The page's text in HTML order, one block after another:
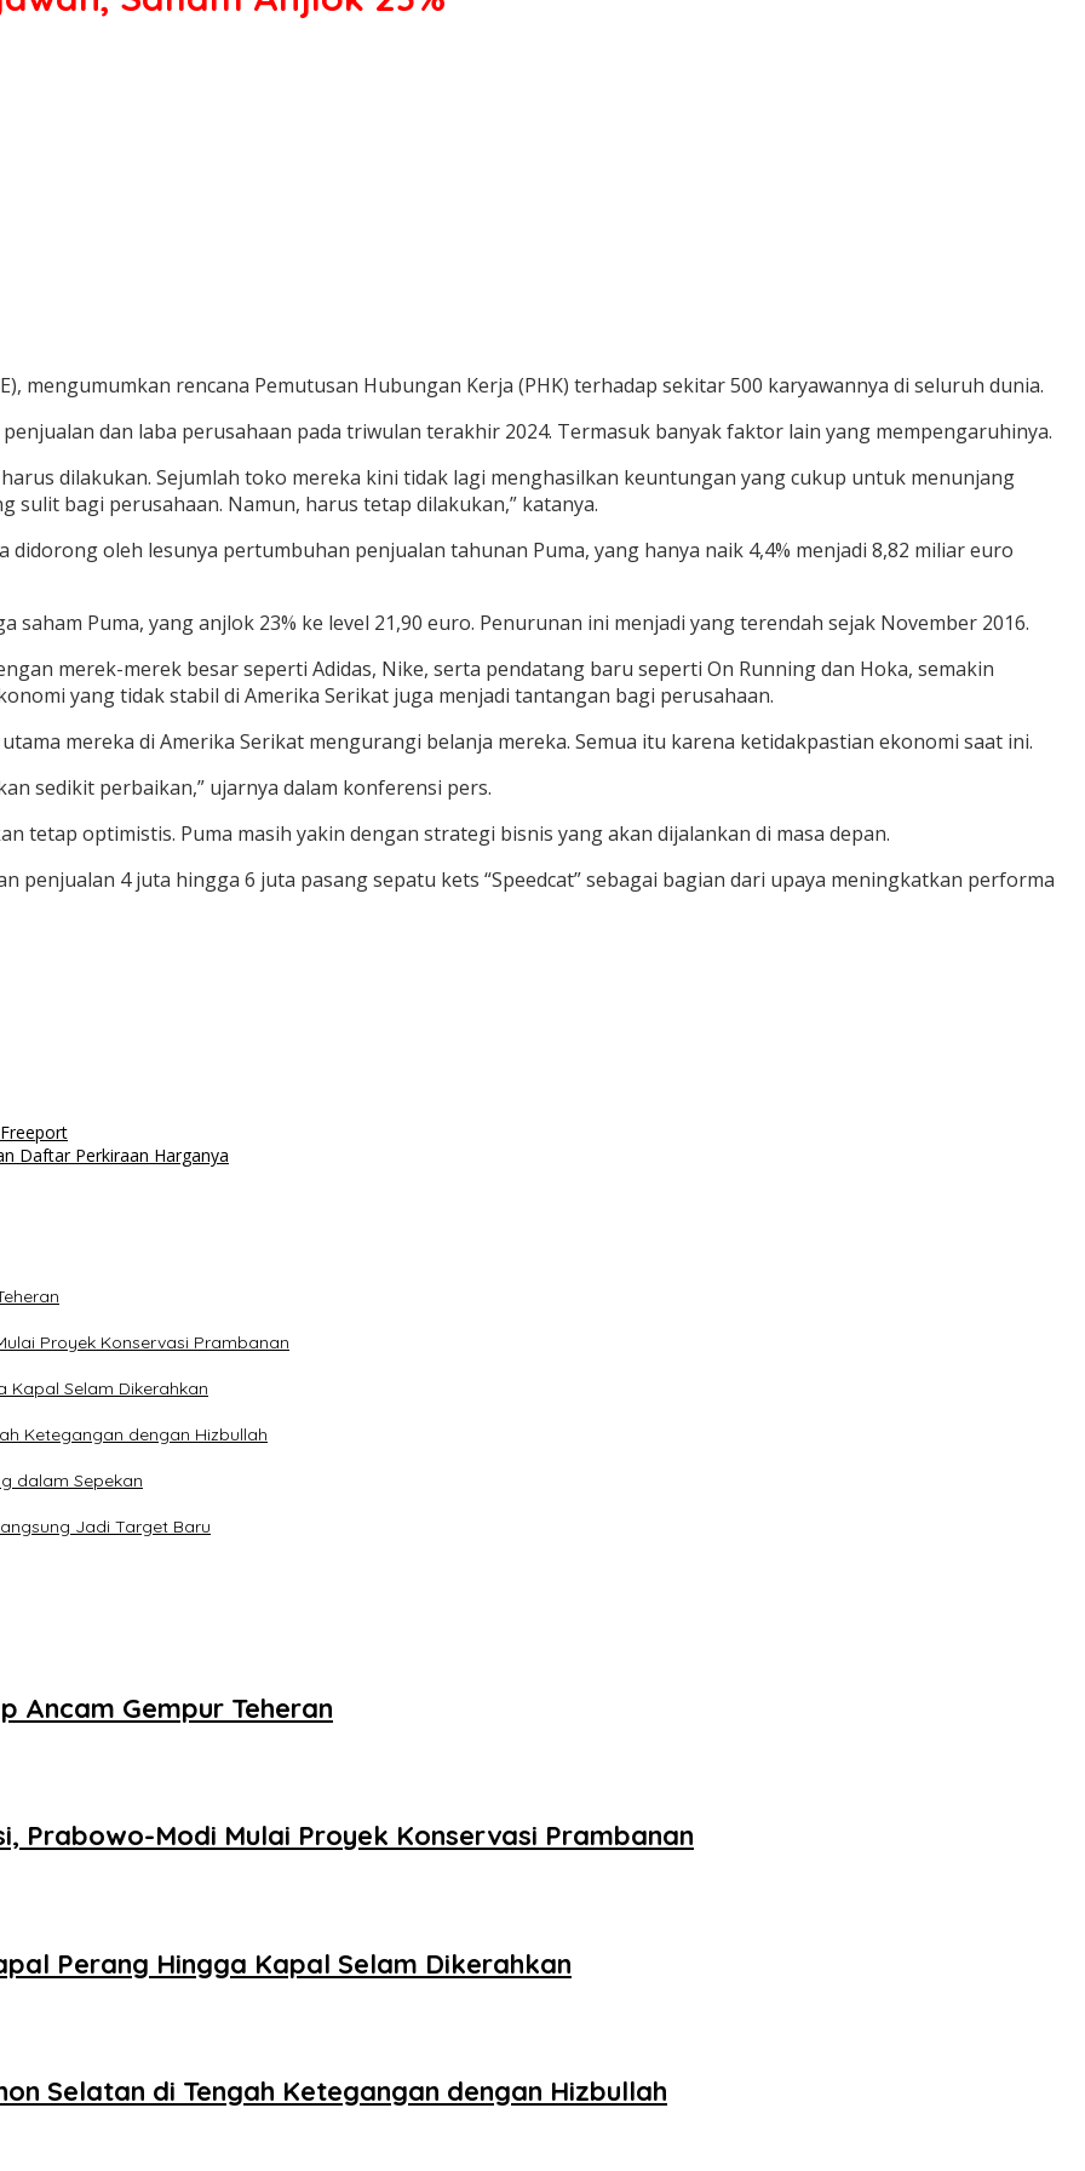
), mengumumkan rencana Pemutusan Hubungan Kerja (PHK) terhadap sekitar 500 karyawannya di seluruh dunia.
dan laba perusahaan pada triwulan terakhir 2024. Termasuk banyak faktor lain yang mempengaruhinya.
dilakukan. Sejumlah toko mereka kini tidak lagi menghasilkan keuntungan yang cukup untuk menunjang
sulit bagi perusahaan. Namun, harus tetap dilakukan,” katanya.
oleh lesunya pertumbuhan penjualan tahunan Puma, yang hanya naik 4,4% menjadi 8,82 miliar euro
Puma, yang anjlok 23% ke level 21,90 euro. Penurunan ini menjadi yang terendah sejak November 2016.
merek-merek besar seperti Adidas, Nike, serta pendatang baru seperti On Running dan Hoka, semakin
yang tidak stabil di Amerika Serikat juga menjadi tantangan bagi perusahaan.
mereka di Amerika Serikat mengurangi belanja mereka. Semua itu karena ketidakpastian ekonomi saat ini.
sedikit perbaikan,” ujarnya dalam konferensi pers.
tetap optimistis. Puma masih yakin dengan strategi bisnis yang akan dijalankan di masa depan.
penjualan 4 juta hingga 6 juta pasang sepatu kets “Speedcat” sebagai bagian dari upaya meningkatkan performa
Daftar Perkiraan Harganya
Proyek Konservasi Prambanan
Kapal Selam Dikerahkan
Ketegangan dengan Hizbullah
dalam Sepekan
Jadi Target Baru
Ancam Gempur Teheran
Prabowo-Modi Mulai Proyek Konservasi Prambanan
Perang Hingga Kapal Selam Dikerahkan
Selatan di Tengah Ketegangan dengan Hizbullah